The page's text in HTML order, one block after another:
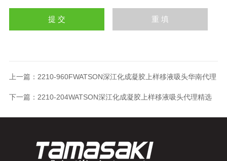
上一篇： 2210-960FWATSON深江化成凝胶上样移液吸头华南代理
下一篇： 2210-204WATSON深江化成凝胶上样移液吸头代理精选